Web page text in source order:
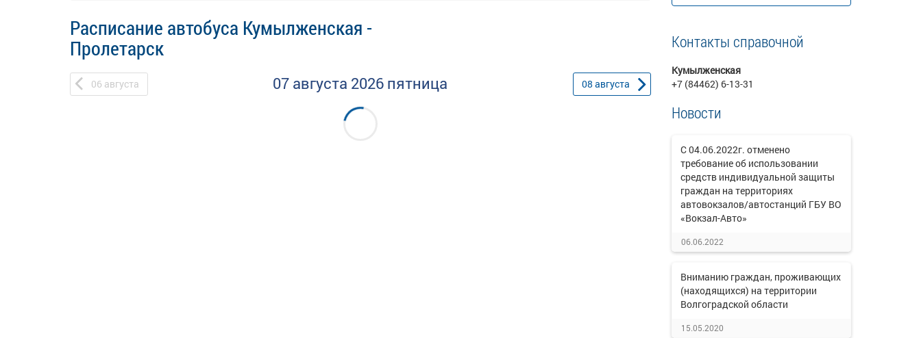
Расписание автобуса Кумылженская -
Пролетарск
06 августа 07 августа 2026 пятница 08 августа
Контакты справочной
Кумылженская
+7 (84462) 6-13-31
Новости
С 04.06.2022г. отменено
требование об использовании
средств индивидуальной защиты
граждан на территориях
автовокзалов/автостанций ГБУ ВО
«Вокзал-Авто»
06.06.2022
Вниманию граждан, проживающих
(находящихся) на территории
Волгоградской области
15.05.2020